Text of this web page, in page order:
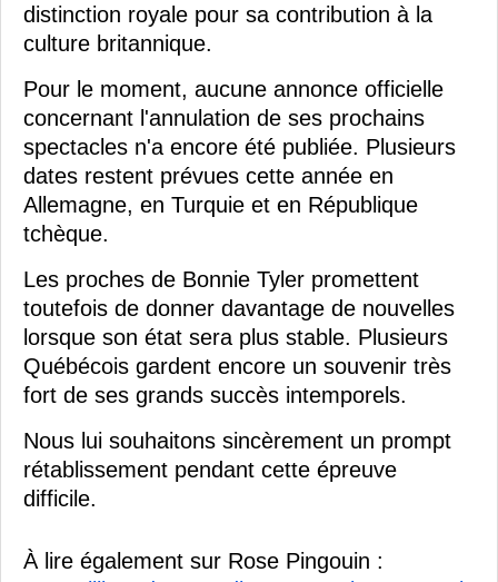
distinction royale pour sa contribution à la
culture britannique.
Pour le moment, aucune annonce officielle
concernant l'annulation de ses prochains
spectacles n'a encore été publiée. Plusieurs
dates restent prévues cette année en
Allemagne, en Turquie et en République
tchèque.
Les proches de Bonnie Tyler promettent
toutefois de donner davantage de nouvelles
lorsque son état sera plus stable. Plusieurs
Québécois gardent encore un souvenir très
fort de ses grands succès intemporels.
Nous lui souhaitons sincèrement un prompt
rétablissement pendant cette épreuve
difficile.
À lire également sur Rose Pingouin :